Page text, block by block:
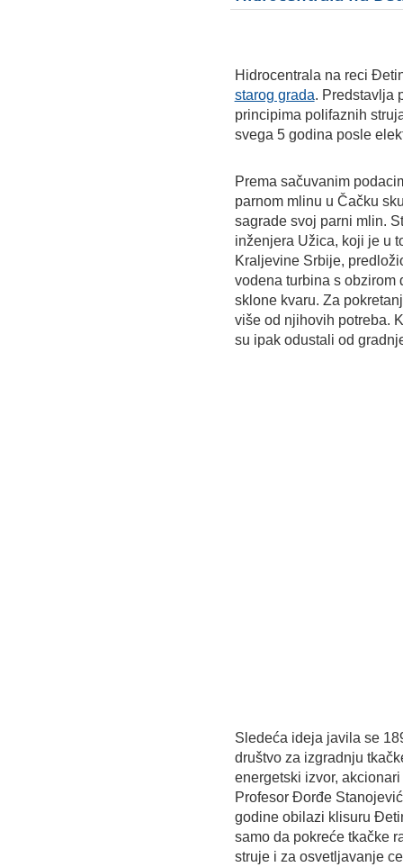
Hidrocentrala na reci
starog grada. Predstavlja
principima polifaznih
svega 5 godina posle
Prema sačuvanim
parnom mlinu u Čačku
sagrade svoj parni mlin.
inženjera Užica, koji je u
Kraljevine Srbije,
vodena turbina s obzirom
sklone kvaru. Za
više od njihovih potreba.
su ipak odustali od
Sledeća ideja javila se
društvo za izgradnju
energetski izvor,
Profesor Đorđe
godine obilazi klisuru
samo da pokreće tkačke
struje i za osvetljavanje